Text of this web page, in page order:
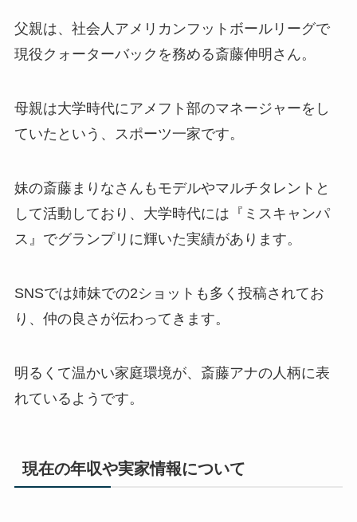
父親は、社会人アメリカンフットボールリーグで
現役クォーターバックを務める斎藤伸明さん。
母親は大学時代にアメフト部のマネージャーをし
ていたという、スポーツ一家です。
妹の斎藤まりなさんもモデルやマルチタレントと
して活動しており、大学時代には『ミスキャンパ
ス』でグランプリに輝いた実績があります。
SNSでは姉妹での2ショットも多く投稿されてお
り、仲の良さが伝わってきます。
明るくて温かい家庭環境が、斎藤アナの人柄に表
れているようです。
現在の年収や実家情報について